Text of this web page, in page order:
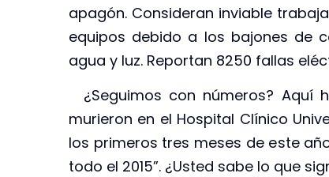
apagón. Consideran inviable
equipos debido a los bajones de
agua y luz. Reportan 8250 fallas
¿Seguimos con números? Aquí
murieron en el Hospital Clínico
los primeros tres meses de este
todo el 2015”. ¿Usted sabe lo que